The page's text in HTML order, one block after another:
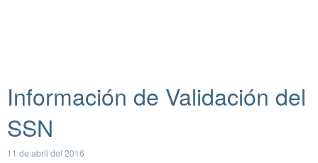
Información de Validación del
SSN
11 de abril del 2016